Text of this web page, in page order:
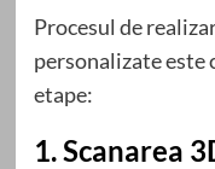
Procesul de
personalizate este
etape:
1. Scanarea